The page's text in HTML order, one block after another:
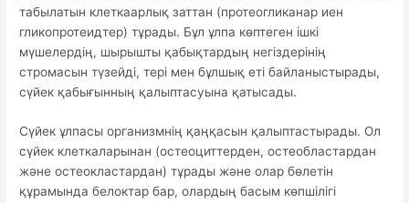
табылатын клеткаарлық заттан (протеогликанар иен
гликопротеидтер) тұрады. Бұл ұлпа көптеген ішкі
мүшелердің, шырышты қабықтардың негіздерінің
стромасын түзейді, тері мен бұлшық еті байланыстырады,
сүйек қабығынның қалыптасуына қатысады.
Сүйек ұлпасы организмнің қаңқасын қалыптастырады. Ол
сүйек клеткаларынан (остеоциттерден, остеобластардан
және остеокластардан) тұрады және олар бөлетін
құрамында белоктар бар, олардың басым көпшілігі